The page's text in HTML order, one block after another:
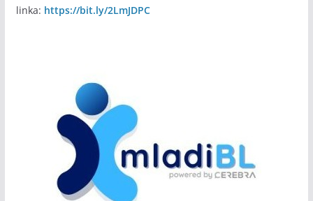
linka: https://bit.ly/2LmJDPC